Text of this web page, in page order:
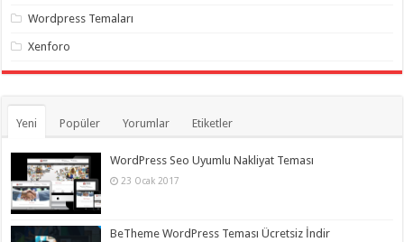
Wordpress Temaları
Xenforo
Yeni Popüler Yorumlar Etiketler
WordPress Seo Uyumlu Nakliyat Teması
23 Ocak 2017
BeTheme WordPress Teması Ücretsiz İndir